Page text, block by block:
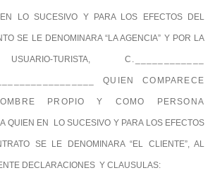
LO SUCESIVO Y PARA LOS EFECTOS DEL
SE LE DENOMINARA “LA AGENCIA” Y POR LA
TURISTA,C.____________
QUIEN COMPARECE
PROPIO Y COMO PERSONA
A QUIEN EN LO SUCESIVO Y PARA LOS EFECTOS
SE LE DENOMINARA “EL CLIENTE”, AL
DECLARACIONES Y CLAUSULAS: